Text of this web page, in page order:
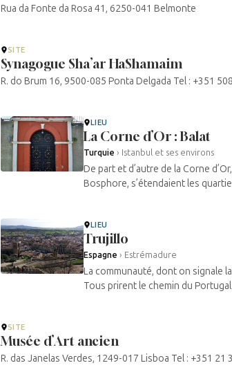
Rua da Fonte da Rosa 41, 6250-041 Belmonte
SITE
Synagogue Sha’ar HaShamaim
R. do Brum 16, 9500-085 Ponta Delgada Tel : +351
LIEU
La Corne d’Or : Balat
Turquie › Istanbul et ses environs
De part et d’autre de la Corne
Bosphore, s’étendaient les
LIEU
Trujillo
Espagne › Estrémadure
La communauté, dont on signale
Tous prirent le chemin du
SITE
Musée d’Art ancien
R. das Janelas Verdes, 1249-017 Lisboa Tel : +351